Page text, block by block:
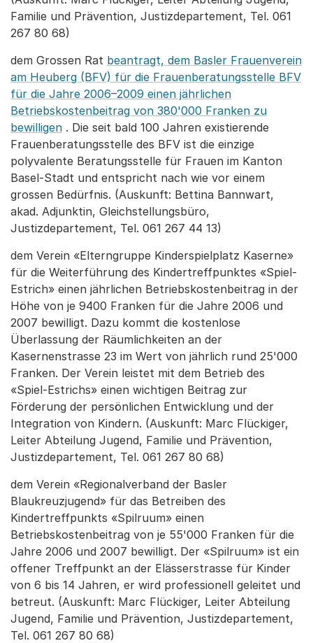
Familie und Prävention, Justizdepartement, Tel. 061
267 80 68)
dem Grossen Rat beantragt, dem Basler Frauenverein
am Heuberg (BFV) für die Frauenberatungsstelle BFV
für die Jahre 2006–2009 einen jährlichen
Betriebskostenbeitrag von 380'000 Franken zu
bewilligen . Die seit bald 100 Jahren existierende
Frauenberatungsstelle des BFV ist die einzige
polyvalente Beratungsstelle für Frauen im Kanton
Basel-Stadt und entspricht nach wie vor einem
grossen Bedürfnis. (Auskunft: Bettina Bannwart,
akad. Adjunktin, Gleichstellungsbüro,
Justizdepartement, Tel. 061 267 44 13)
dem Verein «Elterngruppe Kinderspielplatz Kaserne»
für die Weiterführung des Kindertreffpunktes «Spiel-
Estrich» einen jährlichen Betriebskostenbeitrag in der
Höhe von je 9400 Franken für die Jahre 2006 und
2007 bewilligt. Dazu kommt die kostenlose
Überlassung der Räumlichkeiten an der
Kasernenstrasse 23 im Wert von jährlich rund 25'000
Franken. Der Verein leistet mit dem Betrieb des
«Spiel-Estrichs» einen wichtigen Beitrag zur
Förderung der persönlichen Entwicklung und der
Integration von Kindern. (Auskunft: Marc Flückiger,
Leiter Abteilung Jugend, Familie und Prävention,
Justizdepartement, Tel. 061 267 80 68)
dem Verein «Regionalverband der Basler
Blaukreuzjugend» für das Betreiben des
Kindertreffpunkts «Spilruum» einen
Betriebskostenbeitrag von je 55'000 Franken für die
Jahre 2006 und 2007 bewilligt. Der «Spilruum» ist ein
offener Treffpunkt an der Elässerstrasse für Kinder
von 6 bis 14 Jahren, er wird professionell geleitet und
betreut. (Auskunft: Marc Flückiger, Leiter Abteilung
Jugend, Familie und Prävention, Justizdepartement,
Tel. 061 267 80 68)